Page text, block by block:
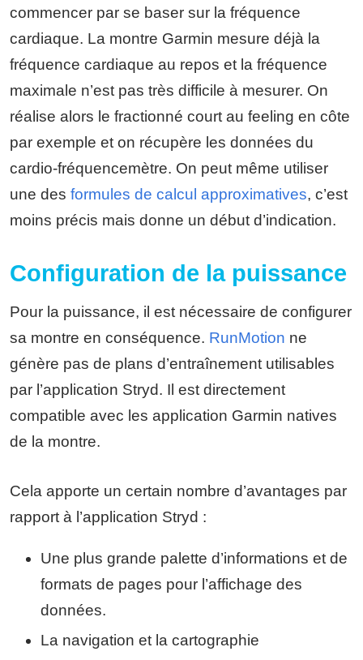
commencer par se baser sur la fréquence
cardiaque. La montre Garmin mesure déjà la
fréquence cardiaque au repos et la fréquence
maximale n’est pas très difficile à mesurer. On
réalise alors le fractionné court au feeling en côte
par exemple et on récupère les données du
cardio-fréquencemètre. On peut même utiliser
une des formules de calcul approximatives, c’est
moins précis mais donne un début d’indication.
Configuration de la puissance
Pour la puissance, il est nécessaire de configurer
sa montre en conséquence. RunMotion ne
génère pas de plans d’entraînement utilisables
par l’application Stryd. Il est directement
compatible avec les application Garmin natives
de la montre.
Cela apporte un certain nombre d’avantages par
rapport à l’application Stryd :
Une plus grande palette d’informations et de
formats de pages pour l’affichage des
données.
La navigation et la cartographie